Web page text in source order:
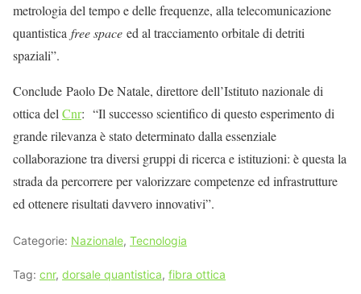
metrologia del tempo e delle frequenze, alla telecomunicazione
quantistica free space ed al tracciamento orbitale di detriti
spaziali”.
Conclude Paolo De Natale, direttore dell’Istituto nazionale di
ottica del Cnr: “Il successo scientifico di questo esperimento di
grande rilevanza è stato determinato dalla essenziale
collaborazione tra diversi gruppi di ricerca e istituzioni: è questa la
strada da percorrere per valorizzare competenze ed infrastrutture
ed ottenere risultati davvero innovativi”.
Categorie: Nazionale, Tecnologia
Tag: cnr, dorsale quantistica, fibra ottica